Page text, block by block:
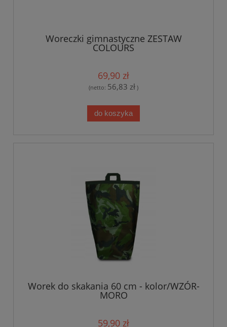
Woreczki gimnastyczne ZESTAW
COLOURS
69,90 zł
(netto: 56,83 zł )
do koszyka
Worek do skakania 60 cm - kolor/WZÓR-
MORO
59,90 zł